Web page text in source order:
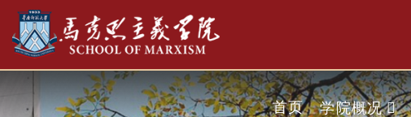
首页 学院概况